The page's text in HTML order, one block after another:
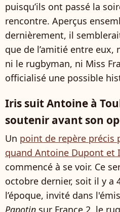
puisqu’ils ont passé la
rencontre. Aperçus
dernièrement, il
que de l’amitié entre
ni le rugbyman, ni Miss
officialisé une possible
Iris suit Antoine à
soutenir avant son
Un point de repère précis
quand Antoine Dupont et
commencé à se voir. Ce
octobre dernier, soit il y a
l’époque, invité dans